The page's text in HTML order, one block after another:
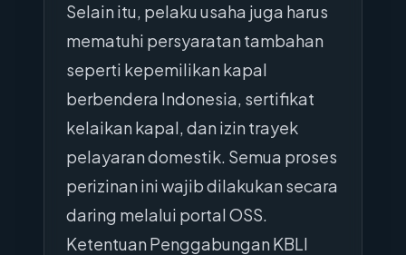
Selain itu, pelaku usaha juga harus
mematuhi persyaratan tambahan
seperti kepemilikan kapal
berbendera Indonesia, sertifikat
kelaikan kapal, dan izin trayek
pelayaran domestik. Semua proses
perizinan ini wajib dilakukan secara
daring melalui portal OSS.
Ketentuan Penggabungan KBLI